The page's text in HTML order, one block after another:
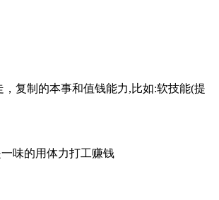
复制的本事和值钱能力,比如:软技能(提
味的用体力打工赚钱